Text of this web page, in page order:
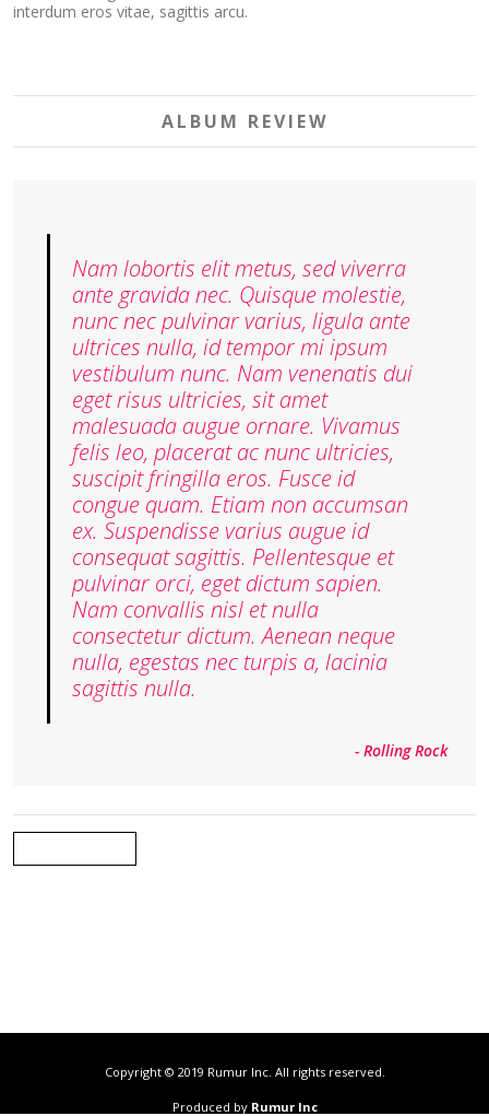
interdum eros vitae, sagittis arcu.
ALBUM REVIEW
Nam lobortis elit metus, sed viverra
ante gravida nec. Quisque molestie,
nunc nec pulvinar varius, ligula ante
ultrices nulla, id tempor mi ipsum
vestibulum nunc. Nam venenatis dui
eget risus ultricies, sit amet
malesuada augue ornare. Vivamus
felis leo, placerat ac nunc ultricies,
suscipit fringilla eros. Fusce id
congue quam. Etiam non accumsan
ex. Suspendisse varius augue id
consequat sagittis. Pellentesque et
pulvinar orci, eget dictum sapien.
Nam convallis nisl et nulla
consectetur dictum. Aenean neque
nulla, egestas nec turpis a, lacinia
sagittis nulla.
- Rolling Rock
Copyright © 2019 Rumur Inc. All rights reserved.
Produced by Rumur Inc